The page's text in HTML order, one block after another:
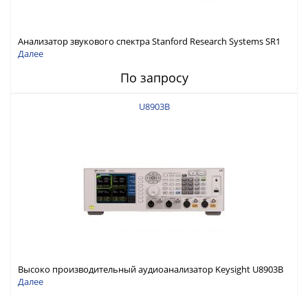
Анализатор звукового спектра Stanford Research Systems SR1
Далее
По запросу
U8903B
Высоко производительный аудиоанализатор Keysight U8903B
Далее